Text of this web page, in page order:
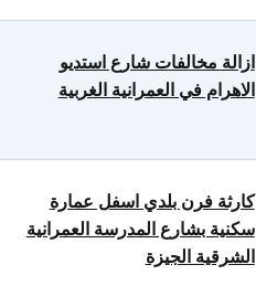
ازالة مخالفات شارع استديو
الاهرام في العمرانية الغربية
كارثة فرن بلدي اسفل عمارة
سكنية بشارع المدرسة العمرانية
الشرقية الجيزة